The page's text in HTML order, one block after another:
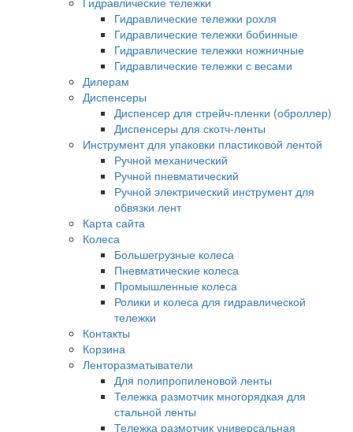
Гидравлические тележки рохля
Гидравлические тележки бобинные
Гидравлические тележки ножничные
Гидравлические тележки с весами
Дилерам
Диспенсеры
Диспенсер для стрейч-пленки (оброллер)
Диспенсеры для скотч-ленты
Инструмент для упаковки пластиковой лентой
Ручной механический
Ручной пневматический
Ручной электрический инструмент для
обвязки лент
Карта сайта
Колеса
Большегрузные колеса
Пневматические колеса
Промышленные колеса
Ролики и колеса для гидравлической
тележки
Контакты
Корзина
Ленторазматыватели
Для полипропиленовой ленты
Тележка размотчик многорядкая для
стальной ленты
Тележка размотчик универсальная